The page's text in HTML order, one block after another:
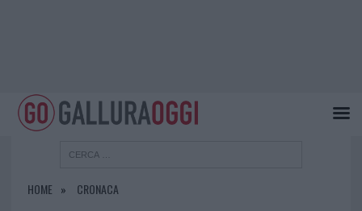
HOME CRONACA